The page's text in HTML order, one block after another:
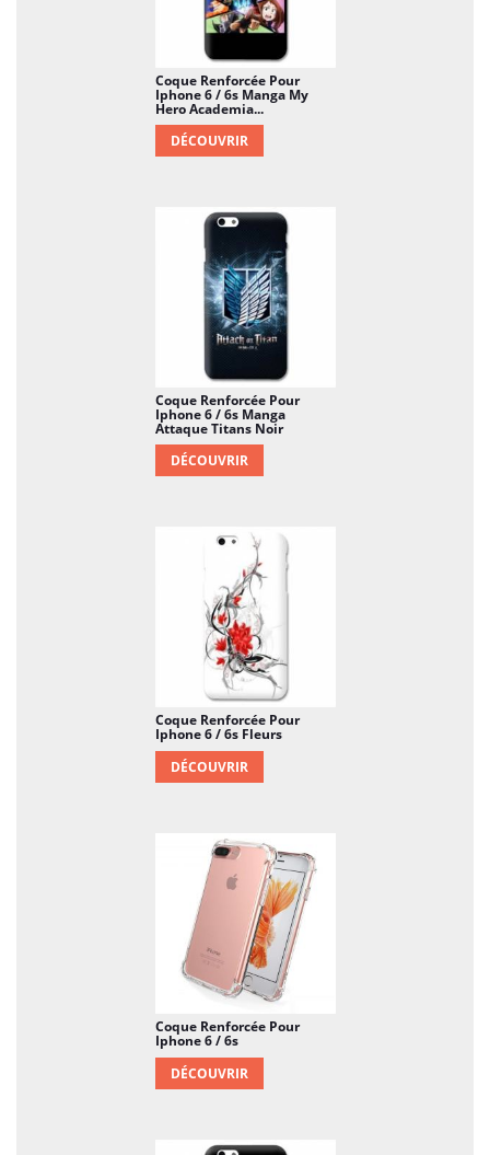
Coque Renforcée Pour
Iphone 6 / 6s Manga My
Hero Academia...
DÉCOUVRIR
Coque Renforcée Pour
Iphone 6 / 6s Manga
Attaque Titans Noir
DÉCOUVRIR
Coque Renforcée Pour
Iphone 6 / 6s Fleurs
DÉCOUVRIR
Coque Renforcée Pour
Iphone 6 / 6s
DÉCOUVRIR